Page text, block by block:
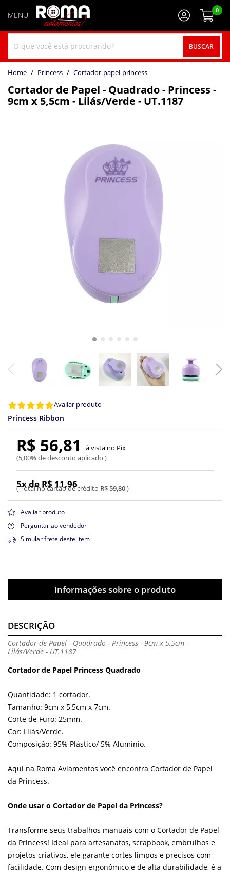
BUSCAR
0
home Princess cortador-papel-princess
Cortador de Papel - Quadrado - Princess -
9cm x 5,5cm - Lilás/Verde - UT.1187
Avaliar produto
Princess Ribbon
R$ 59,80
5x de R$ 11,96
R$ 56,81
5,00% de desconto aplicado
Pix
Avaliar produto
Perguntar ao vendedor
Simular frete deste item
Informações sobre o produto
DESCRIÇÃO
Cortador de Papel - Quadrado - Princess - 9cm x 5,5cm -
Lilás/Verde - UT.1187
Cortador de Papel Princess Quadrado
Quantidade: 1 cortador.
Tamanho: 9cm x 5,5cm x 7cm.
Corte de Furo: 25mm.
Cor: Lilás/Verde.
Composição: 95% Plástico/ 5% Alumínio.
Aqui na Roma Aviamentos você encontra Cortador de Papel
da Princess.
Onde usar o Cortador de Papel da Princess?
Transforme seus trabalhos manuais com o Cortador de Papel
da Princess! Ideal para artesanatos, scrapbook, embrulhos e
projetos criativos, ele garante cortes limpos e precisos com
facilidade. Com design ergonômico e de alta durabilidade, é a